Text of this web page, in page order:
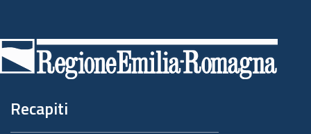
di
pagina
Recapiti